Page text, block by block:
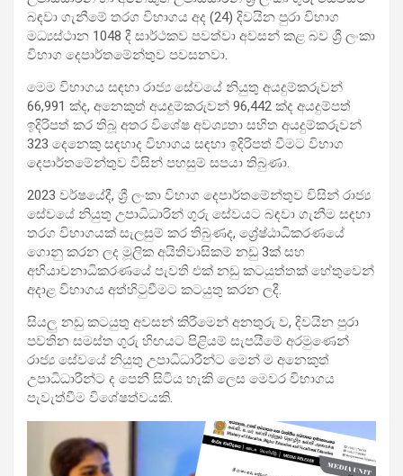
බඳවා ගැනීමේ තරග විභාගය අද (24) දිවයින පුරා විභාග
මධ්‍යස්ථාන 1048 දී සාර්ථකව පවත්වා අවසන් කළ බව ශ්‍රී ලංකා
විභාග දෙපාර්තමේන්තුව පවසනවා.
මෙම විභාගය සඳහා රාජ්‍ය සේවයේ නියුතු අයදුම්කරුවන්
66,991 ක්ද, අනෙකුත් අයදුම්කරුවන් 96,442 ක්ද අයදුම්පත්
ඉදිරිපත් කර තිබූ අතර විශේෂ අවශ්‍යතා සහිත අයදුම්කරුවන්
323 දෙනෙකු සඳහාද විභාගය සඳහා ඉදිරිපත් වීමට විභාග
දෙපාර්තමේන්තුව විසින් පහසුම් සපයා තිබුණා.
2023 වර්ෂයේදී, ශ්‍රී ලංකා විභාග දෙපාර්තමේන්තුව විසින් රාජ්‍ය
සේවයේ නියුතු උපාධිධාරින් ගුරු සේවයට බඳවා ගැනීම සඳහා
තරග විභාගයක් සැලසුම් කර තිබුණද, ශ්‍රේෂ්ඨාධිකරණයේ
ගොනු කරන ලද මූලික අයිතිවාසිකම් නඩු 3ක් සහ
අභියාචනාධිකරණයේ පැවති එක් නඩු කටයුත්තක් හේතුවෙන්
අදාළ විභාගය අත්හිටුවීමට කටයුතු කරන ලදී.
සියලු නඩු කටයුතු අවසන් කිරීමෙන් අනතුරු ව, දිවයින පුරා
පවතින සමස්‍ත ගුරු හිඟයට පිළියම් සැපයීමේ අරමුණෙන්
රාජ්‍ය සේවයේ නියුතු උපාධිධාරීන්ට මෙන් ම අනෙකුත්
උපාධිධාරීන්ට ද පෙනී සිටිය හැකි ලෙස මෙවර විභාගය
පැවැත්වීම විශේෂත්වයකි.